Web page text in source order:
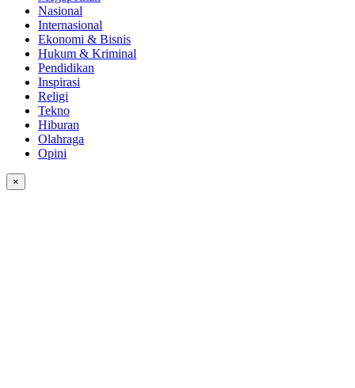
Nasional
Internasional
Ekonomi & Bisnis
Hukum & Kriminal
Pendidikan
Inspirasi
Religi
Tekno
Hiburan
Olahraga
Opini
×